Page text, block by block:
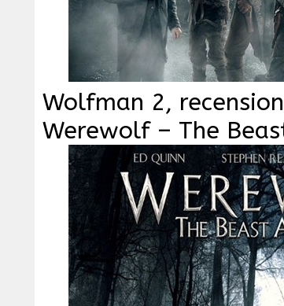
Wolfman 2,
Werewolf – The